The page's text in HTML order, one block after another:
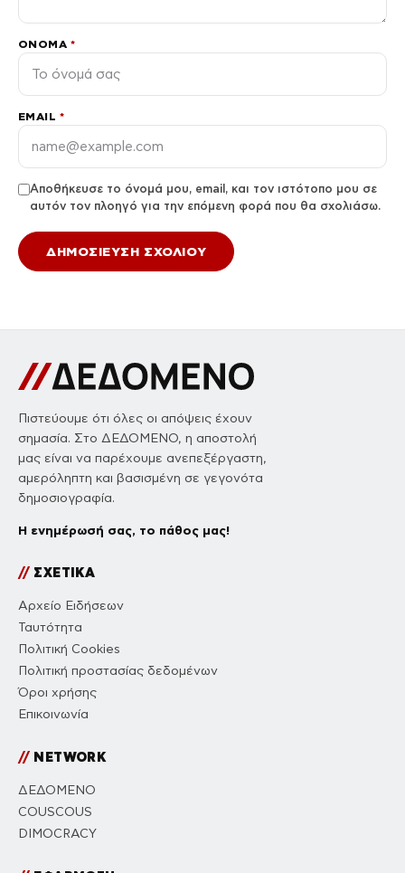
ΌΝΟΜΑ *
EMAIL *
Αποθήκευσε το όνομά μου, email, και τον ιστότοπο μου σε
αυτόν τον πλοηγό για την επόμενη φορά που θα σχολιάσω.
Πιστεύουμε ότι όλες οι απόψεις έχουν
σημασία. Στο ΔΕΔΟΜΕΝΟ, η αποστολή
μας είναι να παρέχουμε ανεπεξέργαστη,
αμερόληπτη και βασισμένη σε γεγονότα
δημοσιογραφία.
Η ενημέρωσή σας, το πάθος μας!
//ΣΧΕΤΙΚΑ
Αρχείο Ειδήσεων
Ταυτότητα
Πολιτική Cookies
Πολιτική προστασίας δεδομένων
Όροι χρήσης
Επικοινωνία
//NETWORK
ΔΕΔΟΜΕΝΟ
COUSCOUS
DIMOCRACY